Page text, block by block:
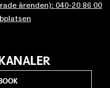
ärenden): 040-20 86 00